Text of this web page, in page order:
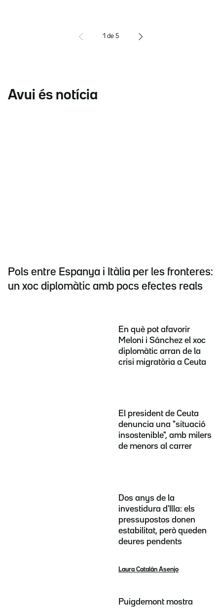
1 de 5
Avui és notícia
Pols entre Espanya i Itàlia per les fronteres:
un xoc diplomàtic amb pocs efectes reals
En què pot afavorir
Meloni i Sánchez el xoc
diplomàtic arran de la
crisi migratòria a Ceuta
El president de Ceuta
denuncia una "situació
insostenible", amb milers
de menors al carrer
Dos anys de la
investidura d'Illa: els
pressupostos donen
estabilitat, però queden
deures pendents
Laura Catalán Asenjo
Puigdemont mostra